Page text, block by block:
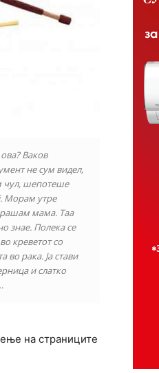
Ваков
не сум видел,
чул, шепотеше
Морам утре
мама. Таа
знае. Полека се
креветот со
во рака. Ја стави
и слатко
на страниците